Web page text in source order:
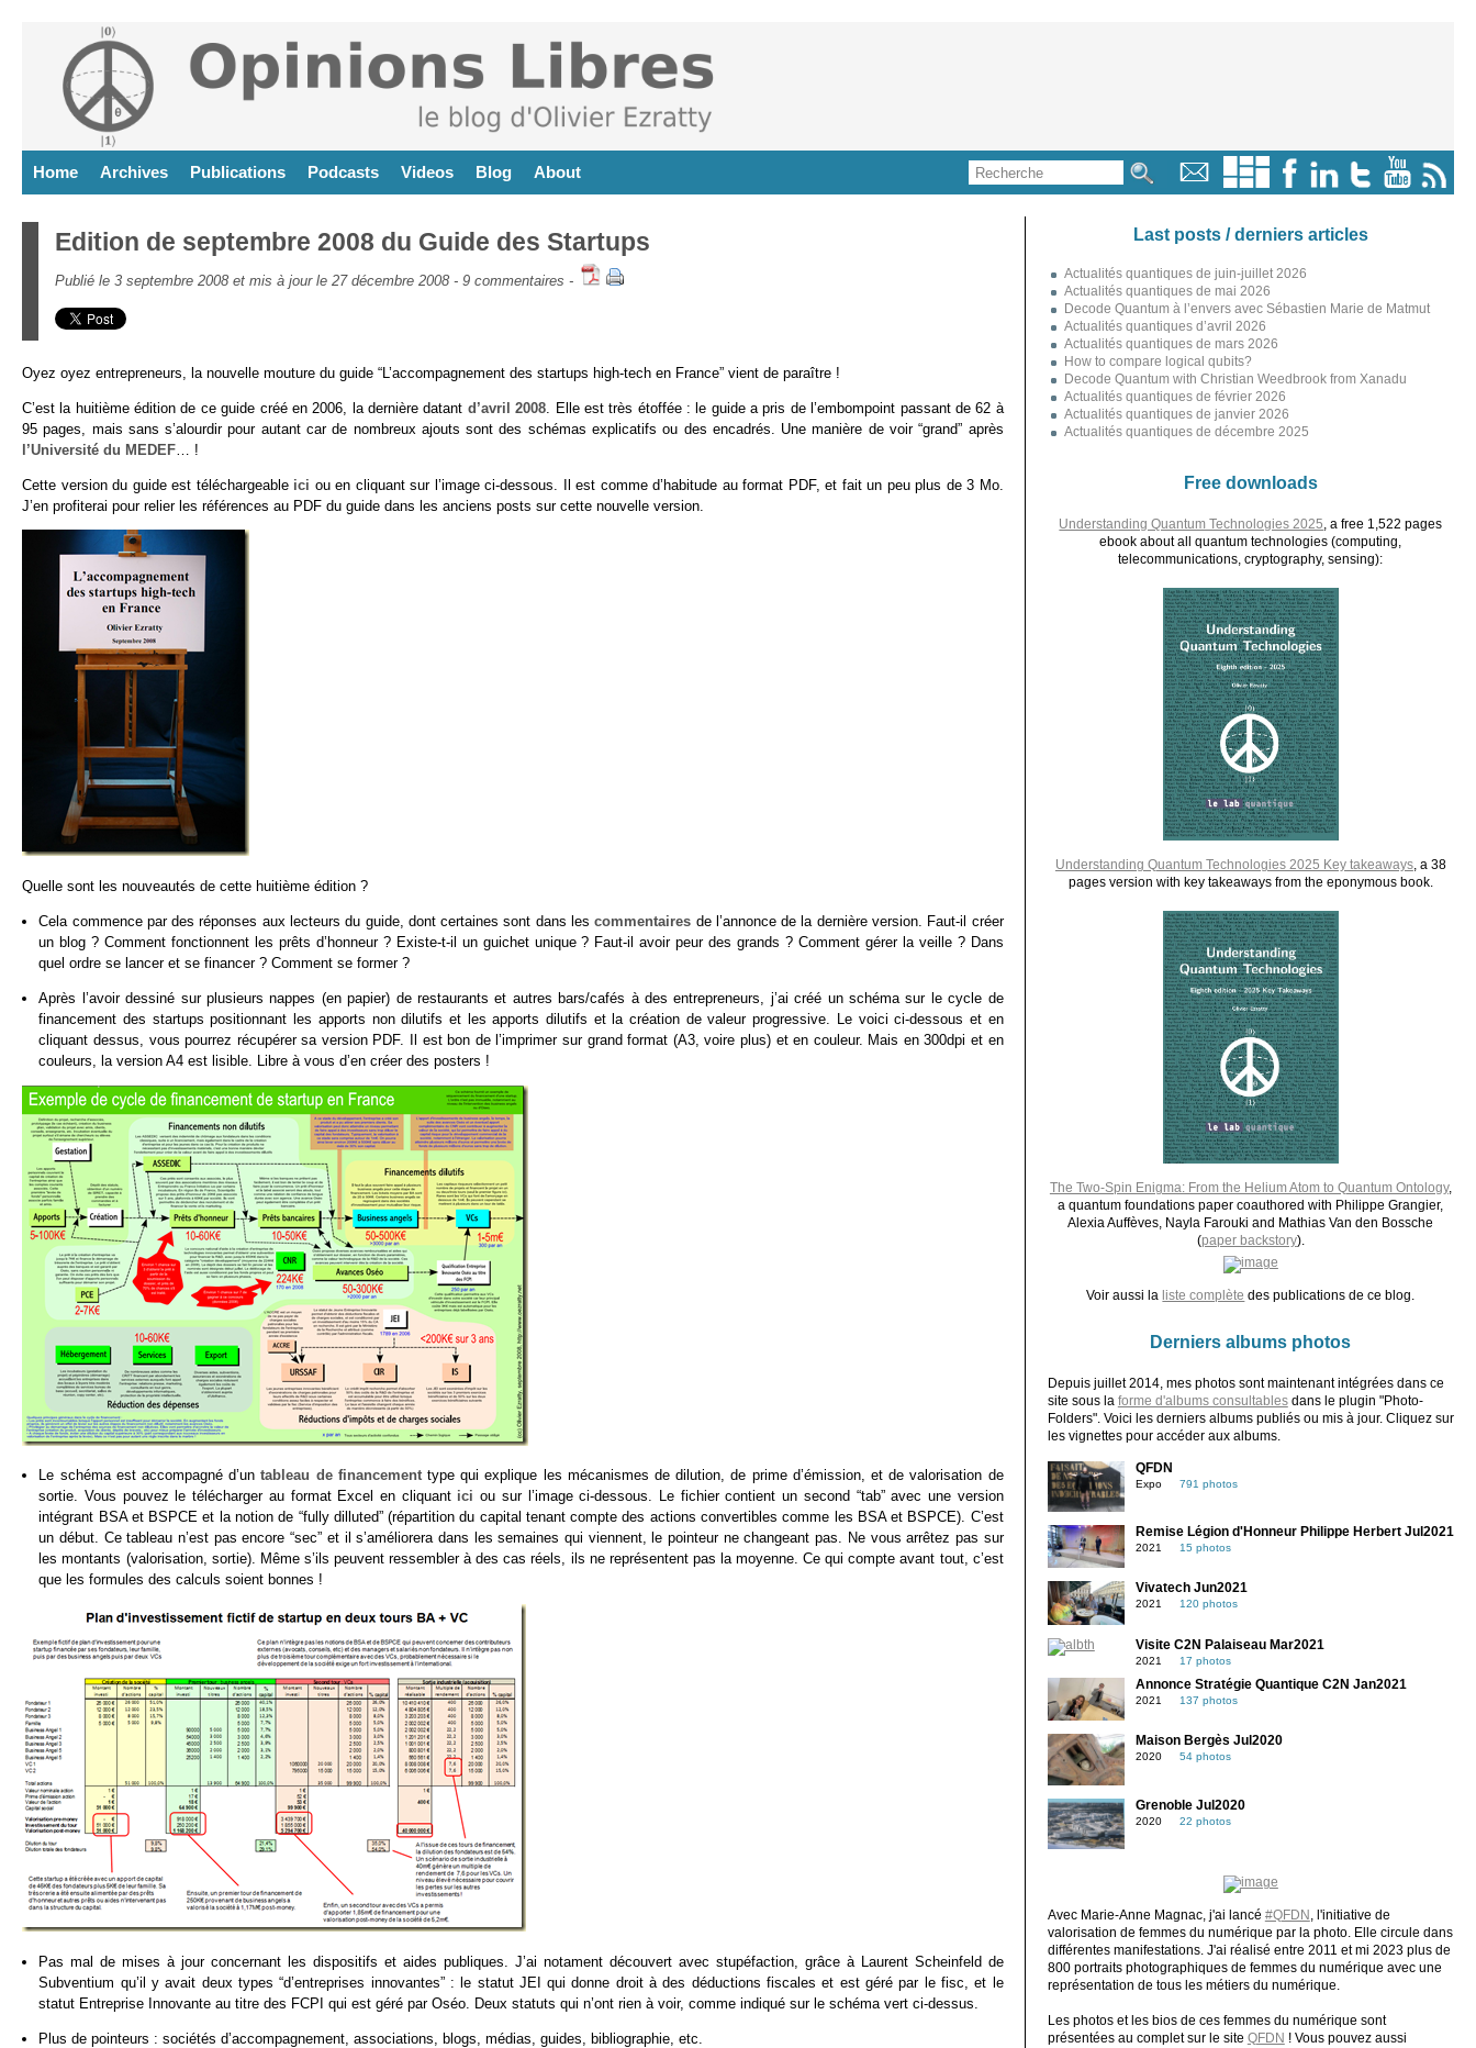
Home Archives Publications Podcasts Videos Blog About
Edition de septembre 2008 du Guide des Startups
Publié le 3 septembre 2008 et mis à jour le 27 décembre 2008 - 9 commentaires -
Oyez oyez entrepreneurs, la nouvelle mouture du guide “L’accompagnement des startups high-tech en France” vient de paraître !
C’est la huitième édition de ce guide créé en 2006, la dernière datant d’avril 2008 . Elle est très étoffée : le guide a pris de l’embompoint passant de 62 à
95 pages, mais sans s’alourdir pour autant car de nombreux ajouts sont des schémas explicatifs ou des encadrés. Une manière de voir “grand” après
l’Université du MEDEF … !
Cette version du guide est téléchargeable ici ou en cliquant sur l’image ci-dessous. Il est comme d’habitude au format PDF, et fait un peu plus de 3 Mo.
J’en profiterai pour relier les références au PDF du guide dans les anciens posts sur cette nouvelle version.
Quelle sont les nouveautés de cette huitième édition ?
Cela commence par des réponses aux lecteurs du guide, dont certaines sont dans lescommentaires de l’annonce de la dernière version. Faut-il créer
un blog ? Comment fonctionnent les prêts d’honneur ? Existe-t-il un guichet unique ? Faut-il avoir peur des grands ? Comment gérer la veille ? Dans
quel ordre se lancer et se financer ? Comment se former ?
Après l’avoir dessiné sur plusieurs nappes (en papier) de restaurants et autres bars/cafés à des entrepreneurs, j’ai créé un schéma sur le cycle de
financement des startups positionnant les apports non dilutifs et les apports dilutifs et la création de valeur progressive. Le voici ci-dessous et en
cliquant dessus, vous pourrez récupérer sa version PDF. Il est bon de l’imprimer sur grand format (A3, voire plus) et en couleur. Mais en 300dpi et en
couleurs, la version A4 est lisible. Libre à vous d’en créer des posters !
Le schéma est accompagné d’untableau de financementtype qui explique les mécanismes de dilution, de prime d’émission, et de valorisation de
sortie. Vous pouvez le télécharger au format Excel en cliquant ici ou sur l’image ci-dessous. Le fichier contient un second “tab” avec une version
intégrant BSA et BSPCE et la notion de “fully dilluted” (répartition du capital tenant compte des actions convertibles comme les BSA et BSPCE). C’est
un début. Ce tableau n’est pas encore “sec” et il s’améliorera dans les semaines qui viennent, le pointeur ne changeant pas. Ne vous arrêtez pas sur
les montants (valorisation, sortie). Même s’ils peuvent ressembler à des cas réels, ils ne représentent pas la moyenne. Ce qui compte avant tout, c’est
que les formules des calculs soient bonnes !
Pas mal de mises à jour concernant les dispositifs et aides publiques. J’ai notament découvert avec stupéfaction, grâce à Laurent Scheinfeld de
Subventium qu’il y avait deux types “d’entreprises innovantes” : le statut JEI qui donne droit à des déductions fiscales et est géré par le fisc, et le
statut Entreprise Innovante au titre des FCPI qui est géré par Oséo. Deux statuts qui n’ont rien à voir, comme indiqué sur le schéma vert ci-dessus.
Plus de pointeurs : sociétés d’accompagnement, associations, blogs, médias, guides, bibliographie, etc.
Last posts / derniers articles
Actualités quantiques de juin-juillet 2026
Actualités quantiques de mai 2026
Decode Quantum à l’envers avec Sébastien Marie de Matmut
Actualités quantiques d’avril 2026
Actualités quantiques de mars 2026
How to compare logical qubits?
Decode Quantum with Christian Weedbrook from Xanadu
Actualités quantiques de février 2026
Actualités quantiques de janvier 2026
Actualités quantiques de décembre 2025
Free downloads
Understanding Quantum Technologies 2025 , a free 1,522 pages
ebook about all quantum technologies (computing,
telecommunications, cryptography, sensing):
Understanding Quantum Technologies 2025 Key takeaways, a 38
pages version with key takeaways from the eponymous book.
The Two-Spin Enigma: From the Helium Atom to Quantum Ontology,
a quantum foundations paper coauthored with Philippe Grangier,
Alexia Auffèves, Nayla Farouki and Mathias Van den Bossche
(paper backstory).
Voir aussi la liste complète des publications de ce blog.
Derniers albums photos
Depuis juillet 2014, mes photos sont maintenant intégrées dans ce
site sous la forme d'albums consultablesdans le plugin "Photo-
Folders". Voici les derniers albums publiés ou mis à jour. Cliquez sur
les vignettes pour accéder aux albums.
QFDN
Expo 791 photos
Remise Légion d'Honneur Philippe Herbert Jul2021
2021 15 photos
Vivatech Jun2021
2021 120 photos
Visite C2N Palaiseau Mar2021
2021 17 photos
Annonce Stratégie Quantique C2N Jan2021
2021 137 photos
Maison Bergès Jul2020
2020 54 photos
Grenoble Jul2020
2020 22 photos
Avec Marie-Anne Magnac, j'ai lancé #QFDN , l'initiative de
valorisation de femmes du numérique par la photo. Elle circule dans
différentes manifestations. J'ai réalisé entre 2011 et mi 2023 plus de
800 portraits photographiques de femmes du numérique avec une
représentation de tous les métiers du numérique.
Les photos et les bios de ces femmes du numérique sont
présentées au complet sur le site QFDN ! Vous pouvez aussi